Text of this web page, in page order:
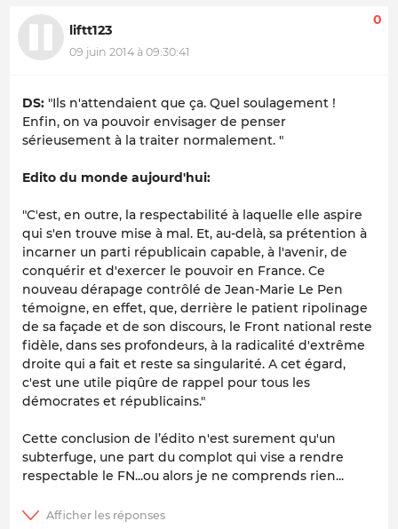
liftt123
09 juin 2014 à 09:30:41
0
DS: "Ils n'attendaient que ça. Quel soulagement !
Enfin, on va pouvoir envisager de penser
sérieusement à la traiter normalement. "
Edito du monde aujourd'hui:
"C'est, en outre, la respectabilité à laquelle elle aspire
qui s'en trouve mise à mal. Et, au-delà, sa prétention à
incarner un parti républicain capable, à l'avenir, de
conquérir et d'exercer le pouvoir en France. Ce
nouveau dérapage contrôlé de Jean-Marie Le Pen
témoigne, en effet, que, derrière le patient ripolinage
de sa façade et de son discours, le Front national reste
fidèle, dans ses profondeurs, à la radicalité d'extrême
droite qui a fait et reste sa singularité. A cet égard,
c'est une utile piqûre de rappel pour tous les
démocrates et républicains."
Cette conclusion de l’édito n'est surement qu'un
subterfuge, une part du complot qui vise a rendre
respectable le FN...ou alors je ne comprends rien...